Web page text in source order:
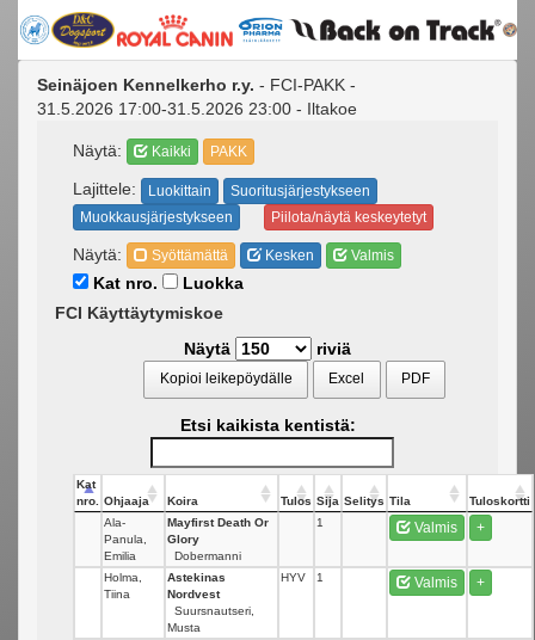
Seinäjoen Kennelkerho r.y. - FCI-PAKK -
31.5.2026 17:00-31.5.2026 23:00 - Iltakoe
Näytä: Kaikki PAKK
Lajittele: Luokittain
Suoritusjärjestykseen
Muokkausjärjestykseen
Piilota/näytä keskeytetyt
Näytä: Syöttämättä Kesken Valmis
Kat nro.
Luokka
FCI Käyttäytymiskoe
Näytä
riviä
Kopioi leikepöydälle Excel PDF
Etsi kaikista kentistä:
Kat
nro.
Ohjaaja Koira Tulos Sija Selitys Tila
Tuloskortti
Ala-
Panula,
Emilia
Mayfirst Death Or
Glory
Dobermanni
1 Valmis +
Holma,
Tiina
Astekinas
Nordvest
Suursnautseri,
Musta
HYV 1 Valmis +